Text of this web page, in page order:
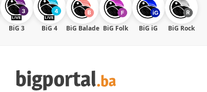
BiG 3 BiG 4 BiG Balade BiG Folk BiG iG BiG Rock